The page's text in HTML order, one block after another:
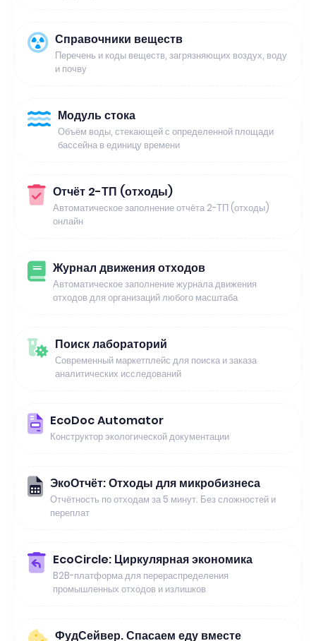
Справочники веществ
Перечень и коды веществ, загрязняющих воздух, воду
и почву
Модуль стока
Объём воды, стекающей с определенной площади
бассейна в единицу времени
Отчёт 2-ТП (отходы)
Автоматическое заполнение отчёта 2-ТП (отходы)
онлайн
Журнал движения отходов
Автоматическое заполнение журнала движения
отходов для организаций любого масштаба
Поиск лабораторий
Современный маркетплейс для поиска и заказа
аналитических исследований
EcoDoc Automator
Конструктор экологической документации
ЭкоОтчёт: Отходы для микробизнеса
Отчётность по отходам за 5 минут. Без сложностей и
переплат
EcoCircle: Циркулярная экономика
B2B-платформа для перераспределения
промышленных отходов и излишков
ФудСейвер. Спасаем еду вместе